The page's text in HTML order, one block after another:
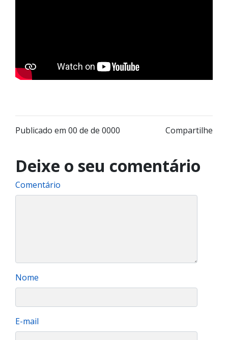
Publicado em 00 de de 0000 Compartilhe
Deixe o seu comentário
Comentário
Nome
E-mail